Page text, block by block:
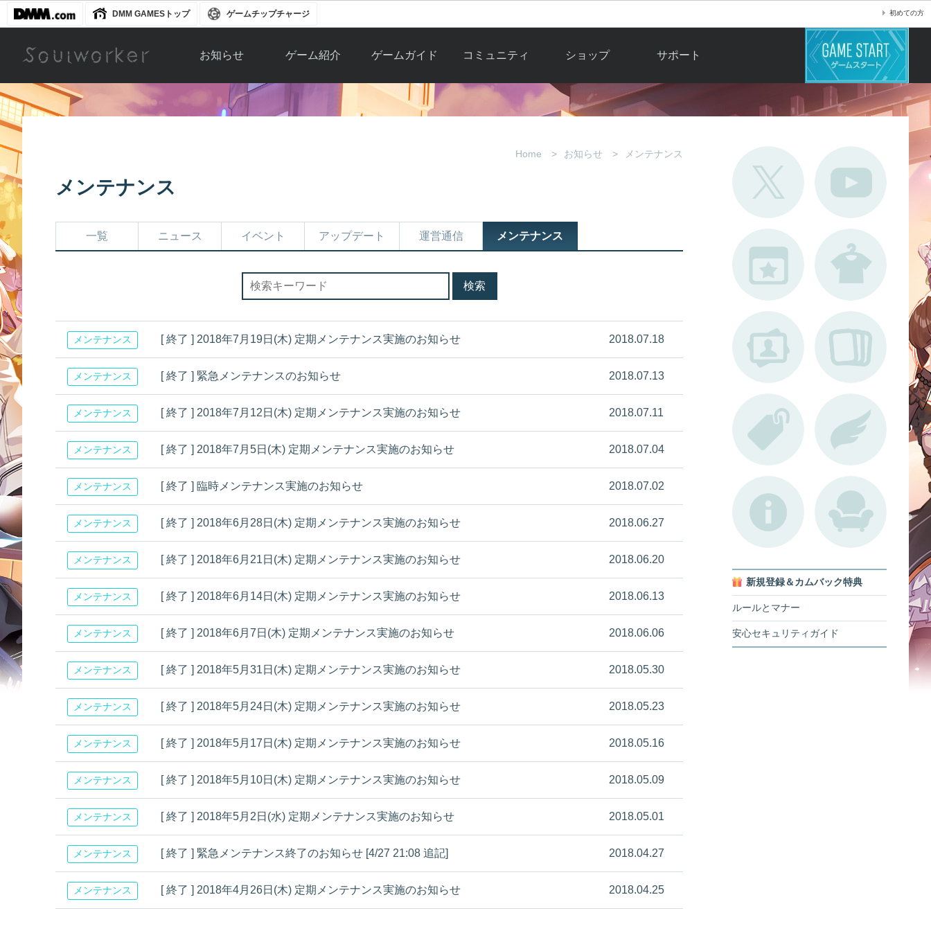
DMM GAMESトップ ゲームチップチャージ 初めての方
お知らせ
お知らせ一覧
ゲーム紹介
ソウルワーカー
ゲームガイド
ガイド総合もく
コミュニティ
自由掲示板
画像掲示板
ショップ
Y.Pの購入
アイテムカタロ
サポート
よくある質問
不具合対応状況
Home お知らせ メンテナンス
メンテナンス
一覧 ニュース イベント アップデート 運営通信 メンテナンス
メンテナンス [ 終了 ] 2018年7月19日(木) 定期メンテナンス実施のお知らせ 2018.07.18
メンテナンス [ 終了 ] 緊急メンテナンスのお知らせ 2018.07.13
メンテナンス [ 終了 ] 2018年7月12日(木) 定期メンテナンス実施のお知らせ 2018.07.11
メンテナンス [ 終了 ] 2018年7月5日(木) 定期メンテナンス実施のお知らせ 2018.07.04
メンテナンス [ 終了 ] 臨時メンテナンス実施のお知らせ 2018.07.02
メンテナンス [ 終了 ] 2018年6月28日(木) 定期メンテナンス実施のお知らせ 2018.06.27
メンテナンス [ 終了 ] 2018年6月21日(木) 定期メンテナンス実施のお知らせ 2018.06.20
メンテナンス [ 終了 ] 2018年6月14日(木) 定期メンテナンス実施のお知らせ 2018.06.13
メンテナンス [ 終了 ] 2018年6月7日(木) 定期メンテナンス実施のお知らせ 2018.06.06
メンテナンス [ 終了 ] 2018年5月31日(木) 定期メンテナンス実施のお知らせ 2018.05.30
メンテナンス [ 終了 ] 2018年5月24日(木) 定期メンテナンス実施のお知らせ 2018.05.23
メンテナンス [ 終了 ] 2018年5月17日(木) 定期メンテナンス実施のお知らせ 2018.05.16
メンテナンス [ 終了 ] 2018年5月10日(木) 定期メンテナンス実施のお知らせ 2018.05.09
メンテナンス [ 終了 ] 2018年5月2日(水) 定期メンテナンス実施のお知らせ 2018.05.01
メンテナンス [ 終了 ] 緊急メンテナンス終了のお知らせ [4/27 21:08 追記] 2018.04.27
メンテナンス [ 終了 ] 2018年4月26日(木) 定期メンテナンス実施のお知らせ 2018.04.25
新規登録＆カムバック特典
ルールとマナー
安心セキュリティガイド